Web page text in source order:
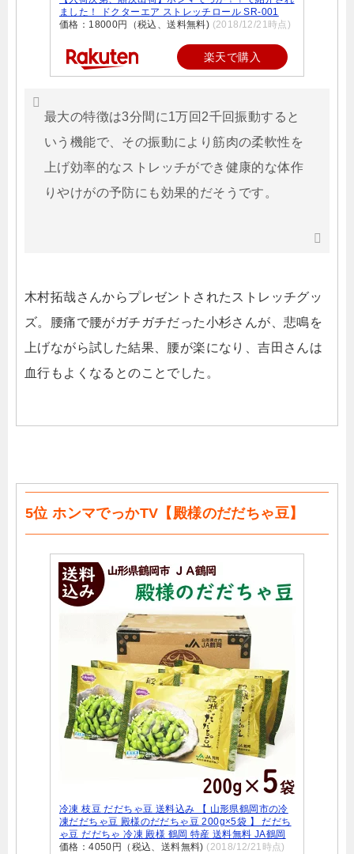
ました！ ドクターエア ストレッチロール SR-001
価格：18000円（税込、送料無料) (2018/12/21時点)
楽天で購入
最大の特徴は3分間に1万回2千回振動すると
いう機能で、その振動により筋肉の柔軟性を
上げ効率的なストレッチができ健康的な体作
りやけがの予防にも効果的だそうです。
木村拓哉さんからプレゼントされたストレッチグッ
ズ。腰痛で腰がガチガチだった小杉さんが、悲鳴を
上げながら試した結果、腰が楽になり、吉田さんは
血行もよくなるとのことでした。
5位 ホンマでっかTV【殿様のだだちゃ豆】
冷凍 枝豆 だだちゃ豆 送料込み 【 山形県鶴岡市の冷
凍だだちゃ豆 殿様のだだちゃ豆 200g×5袋 】 だだち
ゃ豆 だだちゃ 冷凍 殿様 鶴岡 特産 送料無料 JA鶴岡
価格：4050円（税込、送料無料) (2018/12/21時点)